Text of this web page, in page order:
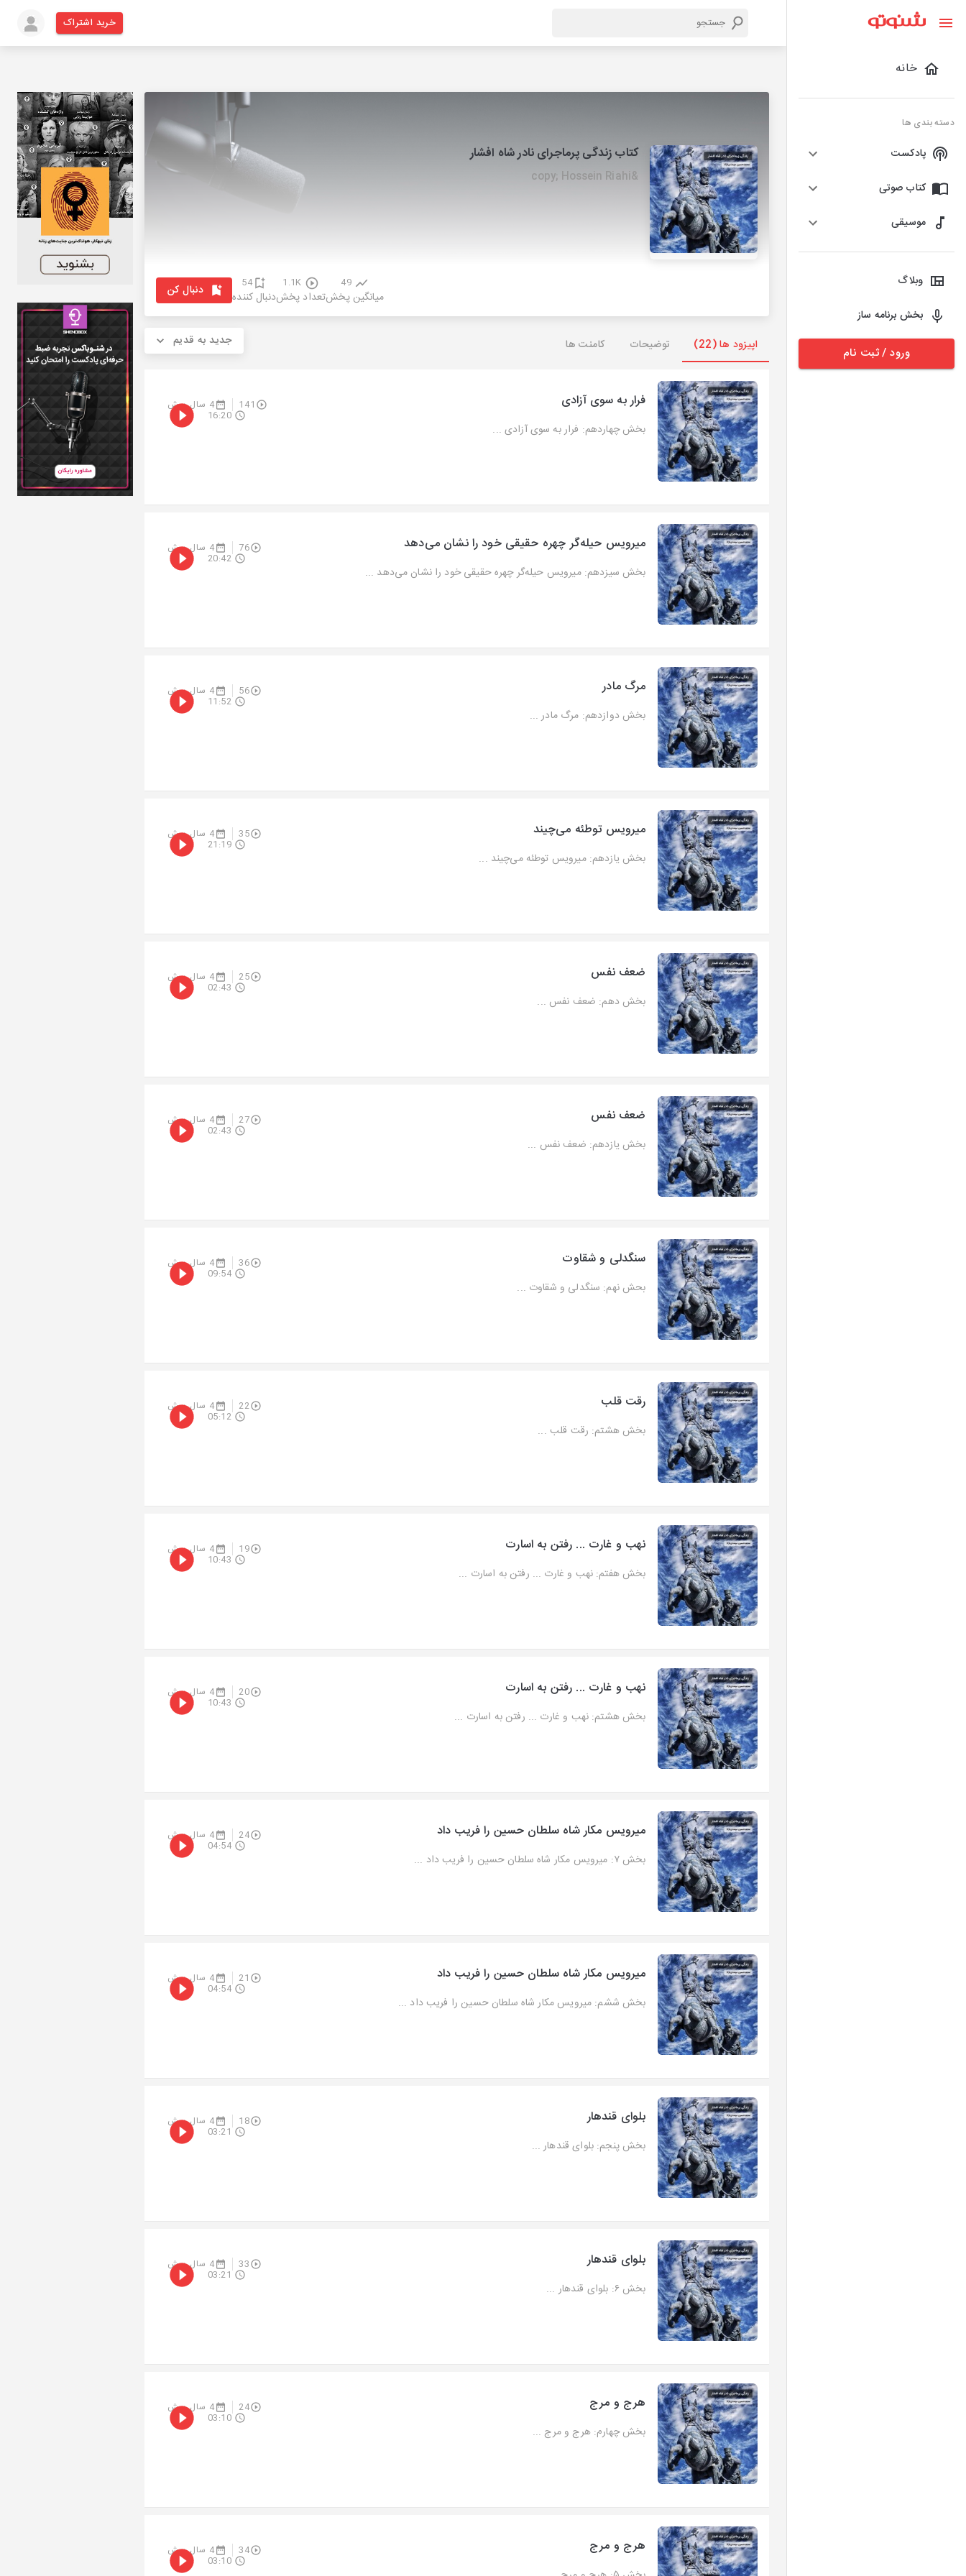
خانه
دسته بندی ها
پادکست
کتاب صوتی
موسیقی
وبلاگ
بخش برنامه ساز
ورود / ثبت نام
خرید اشتراک
کتاب زندگی پرماجرای نادر شاه افشار
&copy; Hossein Riahi
49
میانگین پخش
1.1K
تعداد پخش
54
دنبال کننده دنبال کن
اپیزود ها (22) توضیحات کامنت ها جدید به قدیم
فرار به سوی آزادی 141 4 سال پیش
بخش چهاردهم: فرار به سوی آزادی ...
16:20
میرویس حیله‌گر چهره حقیقی خود را نشان می‌دهد 76 4 سال پیش
بخش سیزدهم: میرویس حیله‌گر چهره حقیقی خود را نشان می‌دهد ...
20:42
مرگ مادر 56 4 سال پیش
بخش دوازدهم: مرگ مادر ...
11:52
میرویس توطئه می‌چیند 35 4 سال پیش
بخش یازدهم: میرویس توطئه می‌چیند ...
21:19
ضعف نفس 25 4 سال پیش
بخش دهم: ضعف نفس ...
02:43
ضعف نفس 27 4 سال پیش
بخش یازدهم: ضعف نفس ...
02:43
سنگدلی و شقاوت 36 4 سال پیش
بحش نهم: سنگدلی و شقاوت ...
09:54
رقت قلب 22 4 سال پیش
بخش هشتم: رقت قلب ...
05:12
نهب و غارت ... رفتن به اسارت 19 4 سال پیش
بخش هفتم: نهب و غارت ... رفتن به اسارت ...
10:43
نهب و غارت ... رفتن به اسارت 20 4 سال پیش
بخش هشتم: نهب و غارت ... رفتن به اسارت ...
10:43
میرویس مکار شاه سلطان حسین را فریب داد 24 4 سال پیش
بخش ۷: میرویس مکار شاه سلطان حسین را فریب داد ...
04:54
میرویس مکار شاه سلطان حسین را فریب داد 21 4 سال پیش
بخش ششم: میرویس مکار شاه سلطان حسین را فریب داد ...
04:54
بلوای قندهار 18 4 سال پیش
بخش پنجم: بلوای قندهار ...
03:21
بلوای قندهار 33 4 سال پیش
بخش ۶: بلوای قندهار ...
03:21
هرج و مرج 24 4 سال پیش
بخش چهارم: هرج و مرج ...
03:10
هرج و مرج 34 4 سال پیش
03:10